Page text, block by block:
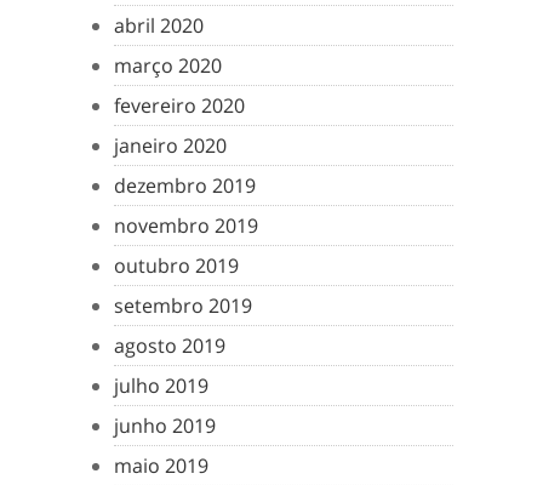
abril 2020
março 2020
fevereiro 2020
janeiro 2020
dezembro 2019
novembro 2019
outubro 2019
setembro 2019
agosto 2019
julho 2019
junho 2019
maio 2019